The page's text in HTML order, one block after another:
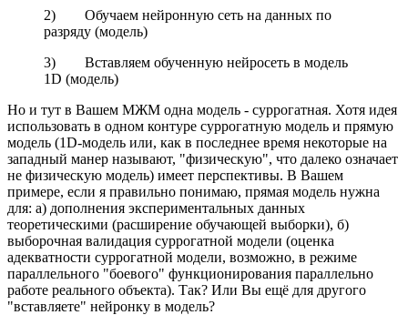
2) Обучаем нейронную сеть на данных по
разряду (модель)
3) Вставляем обученную нейросеть в модель
1D (модель)
Но и тут в Вашем МЖМ одна модель - суррогатная. Хотя идея
использовать в одном контуре суррогатную модель и прямую
модель (1D-модель или, как в последнее время некоторые на
западный манер называют, "физическую", что далеко означает
не физическую модель) имеет перспективы. В Вашем
примере, если я правильно понимаю, прямая модель нужна
для: а) дополнения экспериментальных данных
теоретическими (расширение обучающей выборки), б)
выборочная валидация суррогатной модели (оценка
адекватности суррогатной модели, возможно, в режиме
параллельного "боевого" функционирования параллельно
работе реального объекта). Так? Или Вы ещё для другого
"вставляете" нейронку в модель?